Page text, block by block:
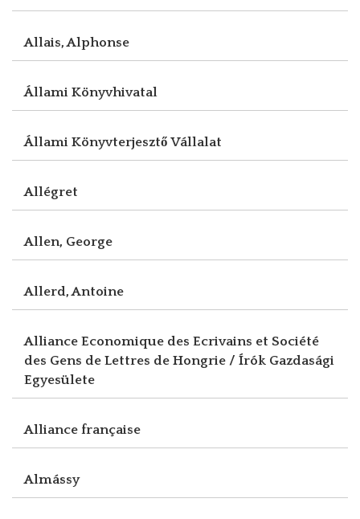
Allais, Alphonse
Állami Könyvhivatal
Állami Könyvterjesztő Vállalat
Allégret
Allen, George
Allerd, Antoine
Alliance Economique des Ecrivains et Société
des Gens de Lettres de Hongrie / Írók Gazdasági
Egyesülete
Alliance française
Almássy